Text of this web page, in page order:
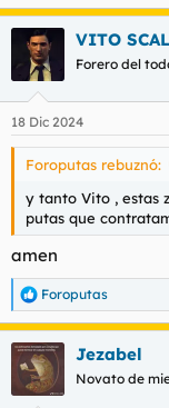
VITO
Forero del
18 Dic 2024
Foroputas rebuznó:
y tanto Vito , estas
putas que
amen
R
e
a
c
c
Foroputas
Jezabel
Novato de